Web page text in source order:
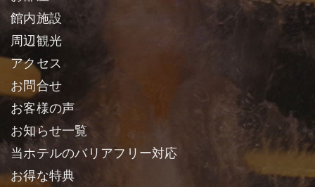
館内施設
周辺観光
アクセス
お問合せ
お客様の声
お知らせ一覧
当ホテルのバリアフリー対応
お得な特典